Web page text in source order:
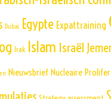
Dubai Egypte Expattraining
Irak Islam Israël
Nieuwsbrief Nucleaire